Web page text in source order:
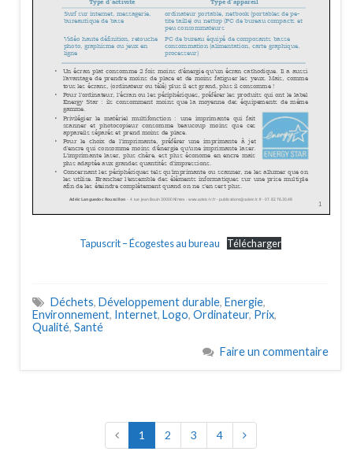
Tapuscrit – Écogestes au bureau Télécharger
Déchets, Développement durable, Energie,
Environnement, Internet, Logo, Ordinateur, Prix,
Qualité, Santé
Faire un commentaire
1 2 3 4